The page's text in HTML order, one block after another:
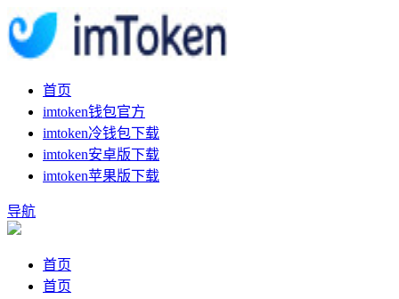
首页
imtoken钱包官方
imtoken冷钱包下载
imtoken安卓版下载
imtoken苹果版下载
导航
首页
首页